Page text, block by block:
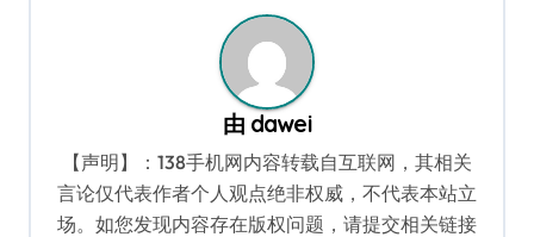
由 dawei
【声明】：138手机网内容转载自互联网，其相关
言论仅代表作者个人观点绝非权威，不代表本站立
场。如您发现内容存在版权问题，请提交相关链接